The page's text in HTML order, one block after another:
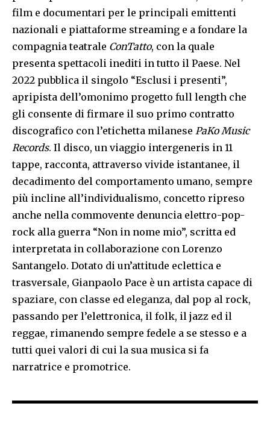
film e documentari per le principali emittenti
nazionali e piattaforme streaming e a fondare la
compagnia teatrale ConTatto, con la quale
presenta spettacoli inediti in tutto il Paese. Nel
2022 pubblica il singolo “Esclusi i presenti”,
apripista dell’omonimo progetto full length che
gli consente di firmare il suo primo contratto
discografico con l’etichetta milanese PaKo Music
Records. Il disco, un viaggio intergeneris in 11
tappe, racconta, attraverso vivide istantanee, il
decadimento del comportamento umano, sempre
più incline all’individualismo, concetto ripreso
anche nella commovente denuncia elettro-pop-
rock alla guerra “Non in nome mio”, scritta ed
interpretata in collaborazione con Lorenzo
Santangelo. Dotato di un’attitude eclettica e
trasversale, Gianpaolo Pace è un artista capace di
spaziare, con classe ed eleganza, dal pop al rock,
passando per l’elettronica, il folk, il jazz ed il
reggae, rimanendo sempre fedele a se stesso e a
tutti quei valori di cui la sua musica si fa
narratrice e promotrice.